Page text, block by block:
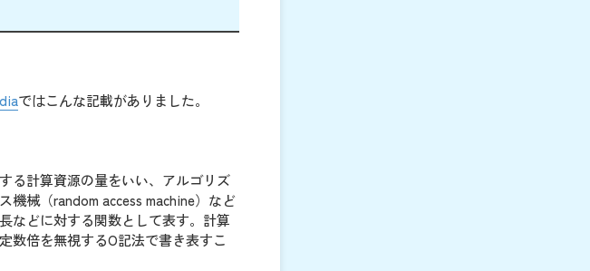
ではこんな記載がありました。
る計算資源の量をいい、アルゴリズ
機械（random access machine）など
などに対する関数として表す。計算
数倍を無視するO記法で書き表すこ